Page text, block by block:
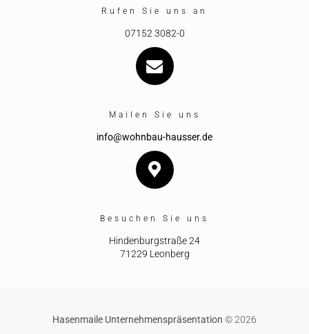
Rufen Sie uns an
07152 3082-0
Mailen Sie uns
info@wohnbau-hausser.de
Besuchen Sie uns
Hindenburgstraße 24
71229 Leonberg
Hasenmaile Unternehmenspräsentation © 2026